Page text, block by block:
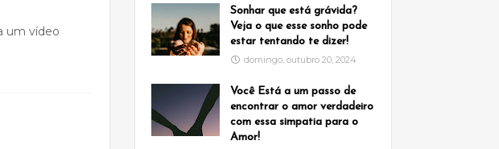
um vídeo
Sonhar que está grávida?
Veja o que esse sonho pode
estar tentando te dizer!
domingo, outubro 20, 2024
Você Está a um passo de
encontrar o amor verdadeiro
com essa simpatia para o
Amor!